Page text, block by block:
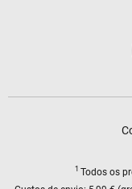
1 Todos os